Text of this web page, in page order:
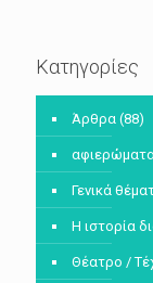
Κατηγορίες
Άρθρα (88)
Γενικά
Η ιστορία
Θέατρο /